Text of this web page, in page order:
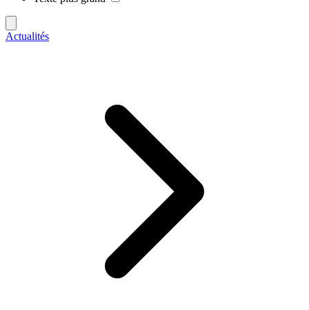
Actualités